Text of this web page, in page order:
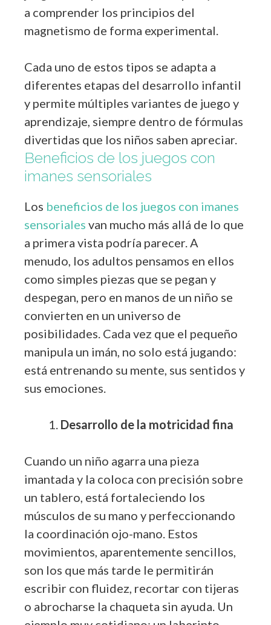
a comprender los principios del
magnetismo de forma experimental.
Cada uno de estos tipos se adapta a
diferentes etapas del desarrollo infantil
y permite múltiples variantes de juego y
aprendizaje, siempre dentro de fórmulas
divertidas que los niños saben apreciar.
Beneficios de los juegos con
imanes sensoriales
Los beneficios de los juegos con imanes
sensoriales van mucho más allá de lo que
a primera vista podría parecer. A
menudo, los adultos pensamos en ellos
como simples piezas que se pegan y
despegan, pero en manos de un niño se
convierten en un universo de
posibilidades. Cada vez que el pequeño
manipula un imán, no solo está jugando:
está entrenando su mente, sus sentidos y
sus emociones.
Desarrollo de la motricidad fina
Cuando un niño agarra una pieza
imantada y la coloca con precisión sobre
un tablero, está fortaleciendo los
músculos de su mano y perfeccionando
la coordinación ojo-mano. Estos
movimientos, aparentemente sencillos,
son los que más tarde le permitirán
escribir con fluidez, recortar con tijeras
o abrocharse la chaqueta sin ayuda. Un